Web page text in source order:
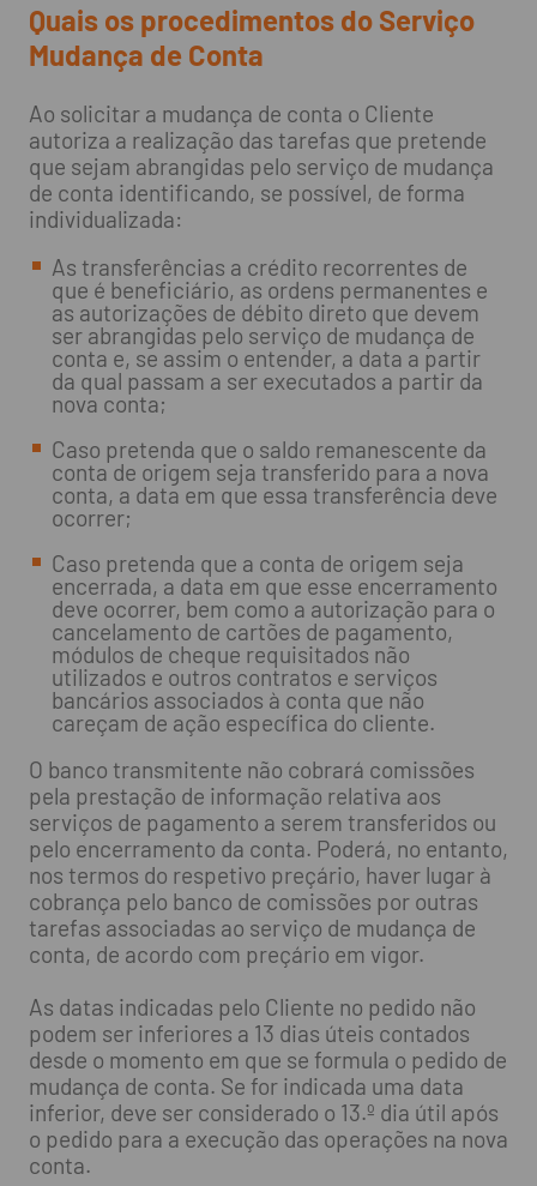
Quais os procedimentos do Serviço
Mudança de Conta
Ao solicitar a mudança de conta o Cliente
autoriza a realização das tarefas que pretende
que sejam abrangidas pelo serviço de mudança
de conta identificando, se possível, de forma
individualizada:
As transferências a crédito recorrentes de
que é beneficiário, as ordens permanentes e
as autorizações de débito direto que devem
ser abrangidas pelo serviço de mudança de
conta e, se assim o entender, a data a partir
da qual passam a ser executados a partir da
nova conta;
Caso pretenda que o saldo remanescente da
conta de origem seja transferido para a nova
conta, a data em que essa transferência deve
ocorrer;
Caso pretenda que a conta de origem seja
encerrada, a data em que esse encerramento
deve ocorrer, bem como a autorização para o
cancelamento de cartões de pagamento,
módulos de cheque requisitados não
utilizados e outros contratos e serviços
bancários associados à conta que não
careçam de ação específica do cliente.
O banco transmitente não cobrará comissões
pela prestação de informação relativa aos
serviços de pagamento a serem transferidos ou
pelo encerramento da conta. Poderá, no entanto,
nos termos do respetivo preçário, haver lugar à
cobrança pelo banco de comissões por outras
tarefas associadas ao serviço de mudança de
conta, de acordo com preçário em vigor.
As datas indicadas pelo Cliente no pedido não
podem ser inferiores a 13 dias úteis contados
desde o momento em que se formula o pedido de
mudança de conta. Se for indicada uma data
inferior, deve ser considerado o 13.º dia útil após
o pedido para a execução das operações na nova
conta.